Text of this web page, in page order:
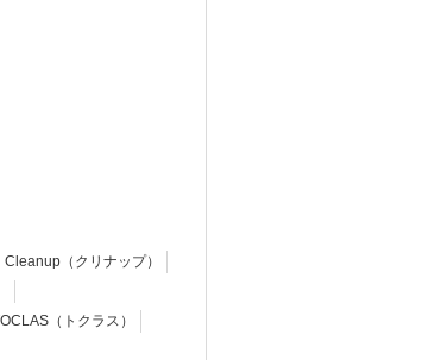
Cleanup（クリナップ）
（トクラス）